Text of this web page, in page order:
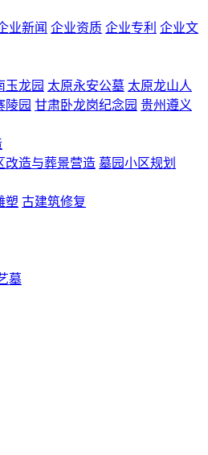
业新闻 企业资质 企业专利 企业文
玉龙园 太原永安公墓 太原龙山人
陵园 甘肃卧龙岗纪念园 贵州遵义
改造与葬景营造 墓园小区规划
塑 古建筑修复
墓